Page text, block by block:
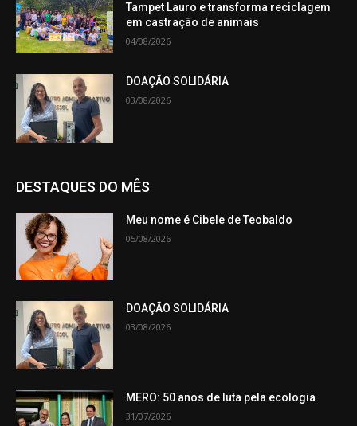
Tampet Lauro e transforma reciclagem
em castração de animais
04/08/2026
DOAÇÃO SOLIDÁRIA
03/08/2026
DESTAQUES DO MÊS
Meu nome é Cibele de Teobaldo
05/08/2026
DOAÇÃO SOLIDÁRIA
03/08/2026
MERO: 50 anos de luta pela ecologia
31/07/2026